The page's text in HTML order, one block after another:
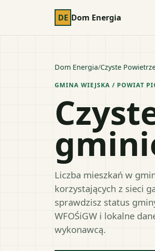
DE Dom Energia
Dom Energia/Czyste
GMINA WIEJSKA / POWIAT
Liczba mieszkań w
korzystających z sieci
sprawdzisz status
WFOŚiGW i lokalne
wykonawcą.